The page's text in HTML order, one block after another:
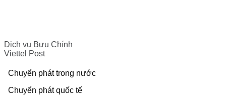
Dịch vụ Bưu Chính
Viettel Post
Chuyển phát trong nước
Chuyển phát quốc tế